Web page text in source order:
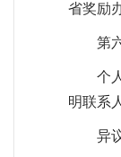
省奖励
第
个
明联系
异